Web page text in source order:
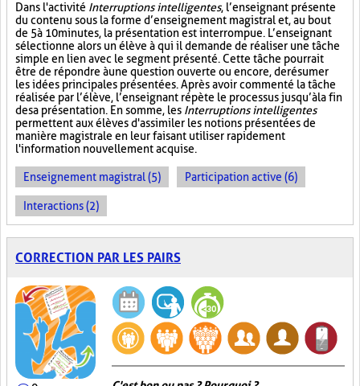
Dans l'activité Interruptions intelligentes, l’enseignant présente
du contenu sous la forme d’enseignement magistral et, au bout
de 5 à 10 minutes, la présentation est interrompue. L’enseignant
sélectionne alors un élève à qui il demande de réaliser une tâche
simple en lien avec le segment présenté. Cette tâche pourrait
être de répondre à une question ouverte ou encore, de résumer
les idées principales présentées. Après avoir commenté la tâche
réalisée par l’élève, l’enseignant répète le processus jusqu’à la fin
de sa présentation. En somme, les Interruptions intelligentes
permettent aux élèves d'assimiler les notions présentées de
manière magistrale en leur faisant utiliser rapidement
l'information nouvellement acquise.
Enseignement magistral (5) Participation active (6)
Interactions (2)
CORRECTION PAR LES PAIRS